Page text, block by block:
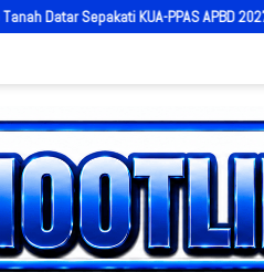
Jadi Dasar Penyusunan Anggaran Daerah